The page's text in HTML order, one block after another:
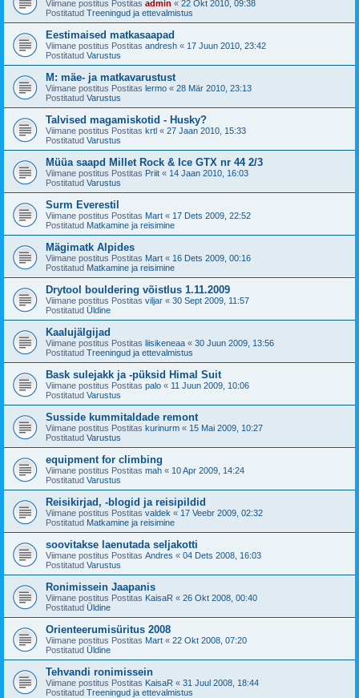
Viimane postitus Postitas admin « 22 Okt 2010, 09:38
Postitatud Treeningud ja ettevalmistus
Eestimaised matkasaapad
Viimane postitus Postitas andresh « 17 Juun 2010, 23:42
Postitatud Varustus
M: mäe- ja matkavarustust
Viimane postitus Postitas lermo « 28 Mär 2010, 23:13
Postitatud Varustus
Talvised magamiskotid - Husky?
Viimane postitus Postitas krtl « 27 Jaan 2010, 15:33
Postitatud Varustus
Müüa saapd Millet Rock & Ice GTX nr 44 2/3
Viimane postitus Postitas Priit « 14 Jaan 2010, 16:03
Postitatud Varustus
Surm Everestil
Viimane postitus Postitas Mart « 17 Dets 2009, 22:52
Postitatud Matkamine ja reisimine
Mägimatk Alpides
Viimane postitus Postitas Mart « 16 Dets 2009, 00:16
Postitatud Matkamine ja reisimine
Drytool bouldering võistlus 1.11.2009
Viimane postitus Postitas viljar « 30 Sept 2009, 11:57
Postitatud Üldine
Kaalujälgijad
Viimane postitus Postitas liisikeneaa « 30 Juun 2009, 13:56
Postitatud Treeningud ja ettevalmistus
Bask sulejakk ja -püksid Himal Suit
Viimane postitus Postitas palo « 11 Juun 2009, 10:06
Postitatud Varustus
Susside kummitaldade remont
Viimane postitus Postitas kurinurm « 15 Mai 2009, 10:27
Postitatud Varustus
equipment for climbing
Viimane postitus Postitas mah « 10 Apr 2009, 14:24
Postitatud Varustus
Reisikirjad, -blogid ja reisipildid
Viimane postitus Postitas valdek « 17 Veebr 2009, 02:32
Postitatud Matkamine ja reisimine
soovitakse laenutada seljakotti
Viimane postitus Postitas Andres « 04 Dets 2008, 16:03
Postitatud Varustus
Ronimissein Jaapanis
Viimane postitus Postitas KaisaR « 26 Okt 2008, 00:40
Postitatud Üldine
Orienteerumisüritus 2008
Viimane postitus Postitas Mart « 22 Okt 2008, 07:20
Postitatud Üldine
Tehvandi ronimissein
Viimane postitus Postitas KaisaR « 31 Juul 2008, 18:44
Postitatud Treeningud ja ettevalmistus